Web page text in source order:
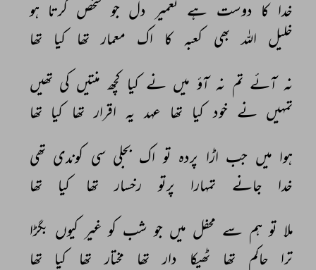
خدا کا دوست ہے تعمیر دل جو شخص کرتا ہو
خلیل اللہ بھی کعبہ کا اک معمار تھا کیا تھا
نہ آئے تم نہ آؤ میں نے کیا کچھ منتیں کی تھیں
تمہیں نے خود کیا تھا عہد یہ اقرار تھا کیا تھا
ہوا میں جب اڑا پردہ تو اک بجلی سی کوندی تھی
خدا
جانے تمہارا پرتو رخسار تھا کیا
تھا
ملا تو ہم سے محفل میں جو شب کو غیر کیوں بگڑا
ترا حاکم تھا ٹھیکا دار تھا مختار تھا کیا
تھا